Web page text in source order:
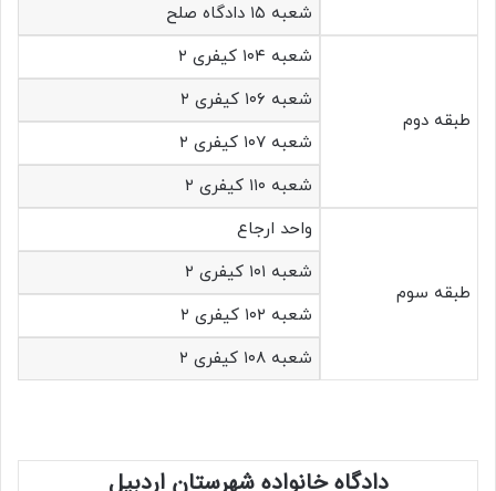
شعبه ۱۵ دادگاه صلح
طبقه دوم
شعبه ۱۰۴ کیفری ۲
شعبه ۱۰۶ کیفری ۲
شعبه ۱۰۷ کیفری ۲
شعبه ۱۱۰ کیفری ۲
طبقه سوم
واحد ارجاع
شعبه ۱۰۱ کیفری ۲
شعبه ۱۰۲ کیفری ۲
شعبه ۱۰۸ کیفری ۲
دادگاه خانواده شهرستان اردبیل